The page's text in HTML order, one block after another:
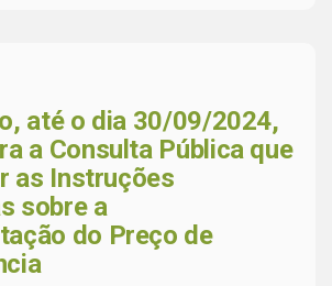
até o dia 30/09/2024,
a Consulta Pública que
as Instruções
sobre a
do Preço de